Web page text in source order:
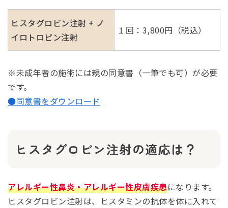
ヒスタグロビン注射 + ノ
イロトロピン注射
１回：3,800円（税込）
※未成年者の施術には親の同意書（一筆でも可）が必要
です。
●同意書をダウンロード
ヒスタグロビン注射の適応は？
アレルギー性鼻炎・アレルギー性皮膚疾患になります。
ヒスタグロビン注射は、ヒスタミンの抗体を体に入れて